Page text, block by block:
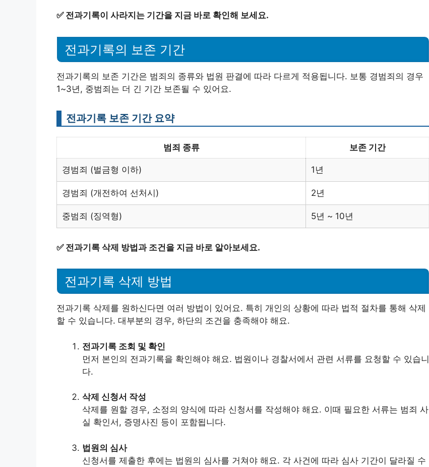
✅ 전과기록이 사라지는 기간을 지금 바로 확인해 보세요.
전과기록의 보존 기간
전과기록의 보존 기간은 범죄의 종류와 법원 판결에 따라 다르게 적용됩니다. 보통 경범죄의 경우
1~3년, 중범죄는 더 긴 기간 보존될 수 있어요.
전과기록 보존 기간 요약
범죄 종류 보존 기간
경범죄 (벌금형 이하) 1년
경범죄 (개전하여 선처시) 2년
중범죄 (징역형) 5년 ~ 10년
✅ 전과기록 삭제 방법과 조건을 지금 바로 알아보세요.
전과기록 삭제 방법
전과기록 삭제를 원하신다면 여러 방법이 있어요. 특히 개인의 상황에 따라 법적 절차를 통해 삭제
할 수 있습니다. 대부분의 경우, 하단의 조건을 충족해야 해요.
전과기록 조회 및 확인
먼저 본인의 전과기록을 확인해야 해요. 법원이나 경찰서에서 관련 서류를 요청할 수 있습니
다.
삭제 신청서 작성
삭제를 원할 경우, 소정의 양식에 따라 신청서를 작성해야 해요. 이때 필요한 서류는 범죄 사
실 확인서, 증명사진 등이 포함됩니다.
법원의 심사
신청서를 제출한 후에는 법원의 심사를 거쳐야 해요. 각 사건에 따라 심사 기간이 달라질 수